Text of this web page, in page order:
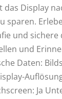
das Display
sparen.
und sichere
und
Daten:
Ja